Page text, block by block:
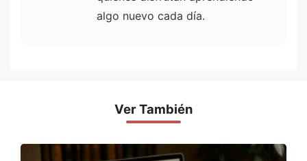
algo nuevo cada día.
Ver También